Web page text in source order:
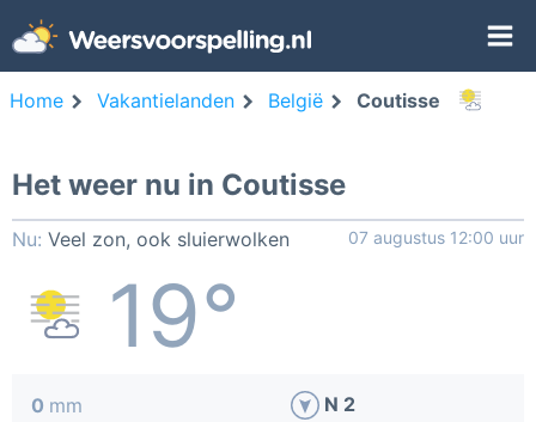
Home Vakantielanden België Coutisse
Het weer nu in Coutisse
Nu: Veel zon, ook sluierwolken 07 augustus 12:00 uur
19°
0 mm N 2